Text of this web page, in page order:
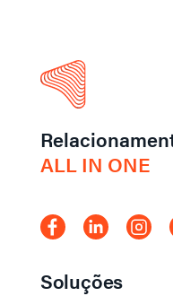
ALL IN ONE
Soluções